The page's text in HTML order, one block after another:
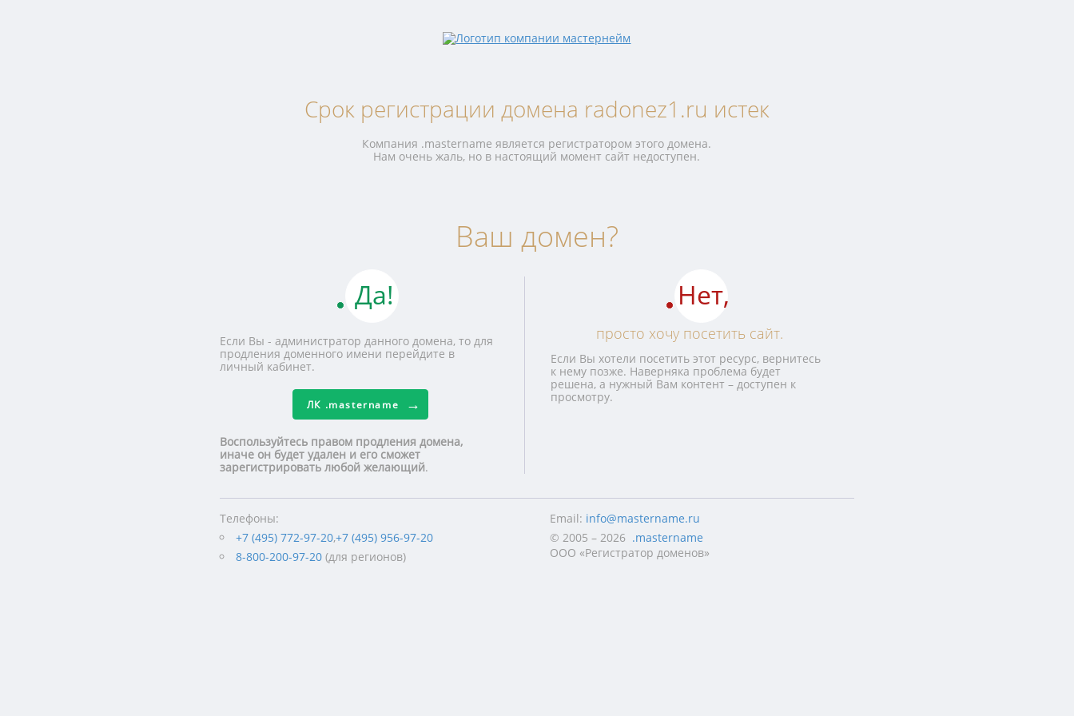
Срок регистрации домена radonez1.ru истек
Компания .mastername является регистратором этого домена.
Нам очень жаль, но в настоящий момент сайт недоступен.
Ваш домен?
Да!
Если Вы - администратор данного домена, то для
продления доменного имени перейдите в
личный кабинет.
ЛК .mastername
Воспользуйтесь правом продления домена,
иначе он будет удален и его сможет
зарегистрировать любой желающий.
Нет,
просто хочу посетить сайт.
Если Вы хотели посетить этот ресурс, вернитесь
к нему позже. Наверняка проблема будет
решена, а нужный Вам контент – доступен к
просмотру.
Телефоны:
+7 (495) 772-97-20,+7 (495) 956-97-20
8-800-200-97-20 (для регионов)
Email: info@mastername.ru
© 2005 – 2026 .mastername
ООО «Регистратор доменов»